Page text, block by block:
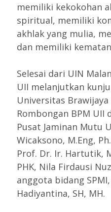
memiliki kekokohan
spiritual, memiliki
akhlak yang mulia,
dan memiliki
Selesai dari UIN
UII melanjutkan
Universitas Brawijaya
Rombongan BPM UII
Pusat Jaminan Mutu
Wicaksono, M.Eng,
Prof. Dr. Ir. Hartutik,
PHK, Nila Firdausi
anggota bidang
Hadiyantina, SH, MH.